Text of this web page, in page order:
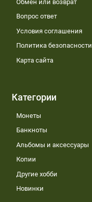
Обмен или возврат
Вопрос ответ
Условия соглашения
Политика безопасности
Карта сайта
Категории
Монеты
Банкноты
Альбомы и аксессуары
Копии
Другие хобби
Новинки